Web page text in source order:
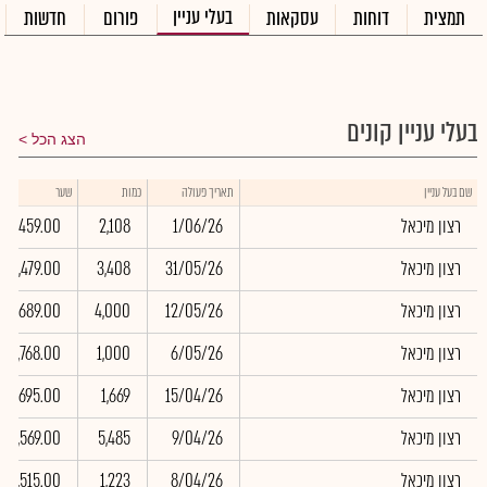
תמצית דוחות עסקאות בעלי עניין פורום חדשות
בעלי עניין קונים הצג הכל
שם בעל עניין תאריך פעולה כמות שער
רצון מיכאל 1/06/26
2,108
1,459.00
רצון מיכאל
31/05/26
3,408
1,479.00
רצון מיכאל
12/05/26
4,000
1,689.00
רצון מיכאל
6/05/26
1,000
1,768.00
רצון מיכאל
15/04/26
1,669
1,695.00
רצון מיכאל
9/04/26
5,485
1,569.00
רצון מיכאל
8/04/26
1,223
1,515.00